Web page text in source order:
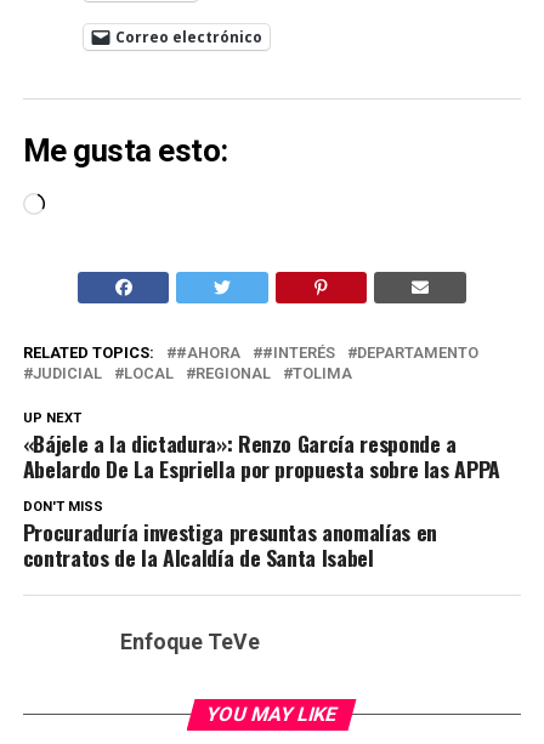
Correo electrónico
Me gusta esto:
Cargando...
RELATED TOPICS: #AHORA #INTERÉS
DEPARTAMENTO
JUDICIAL
LOCAL REGIONAL TOLIMA
UP NEXT
«Bájele a la dictadura»: Renzo García responde a
Abelardo De La Espriella por propuesta sobre las APPA
DON'T MISS
Procuraduría investiga presuntas anomalías en
contratos de la Alcaldía de Santa Isabel
Enfoque TeVe
YOU MAY LIKE